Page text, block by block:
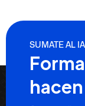
SUMATE AL